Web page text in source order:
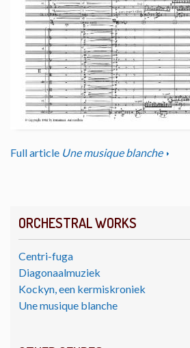
ORCHESTRAL WORKS
Centri-fuga
Diagonaalmuziek
Kockyn, een kermiskroniek
Une musique blanche
Full article Une musique blanche